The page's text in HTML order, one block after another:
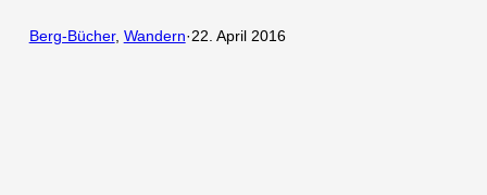
Berg-Bücher, Wandern·22. April 2016